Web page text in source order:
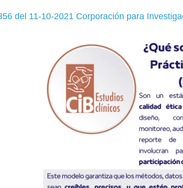
del 11-10-2021 Corporación para